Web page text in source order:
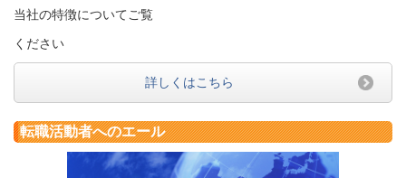
当社の特徴についてご覧
ください
詳しくはこちら
転職活動者へのエール